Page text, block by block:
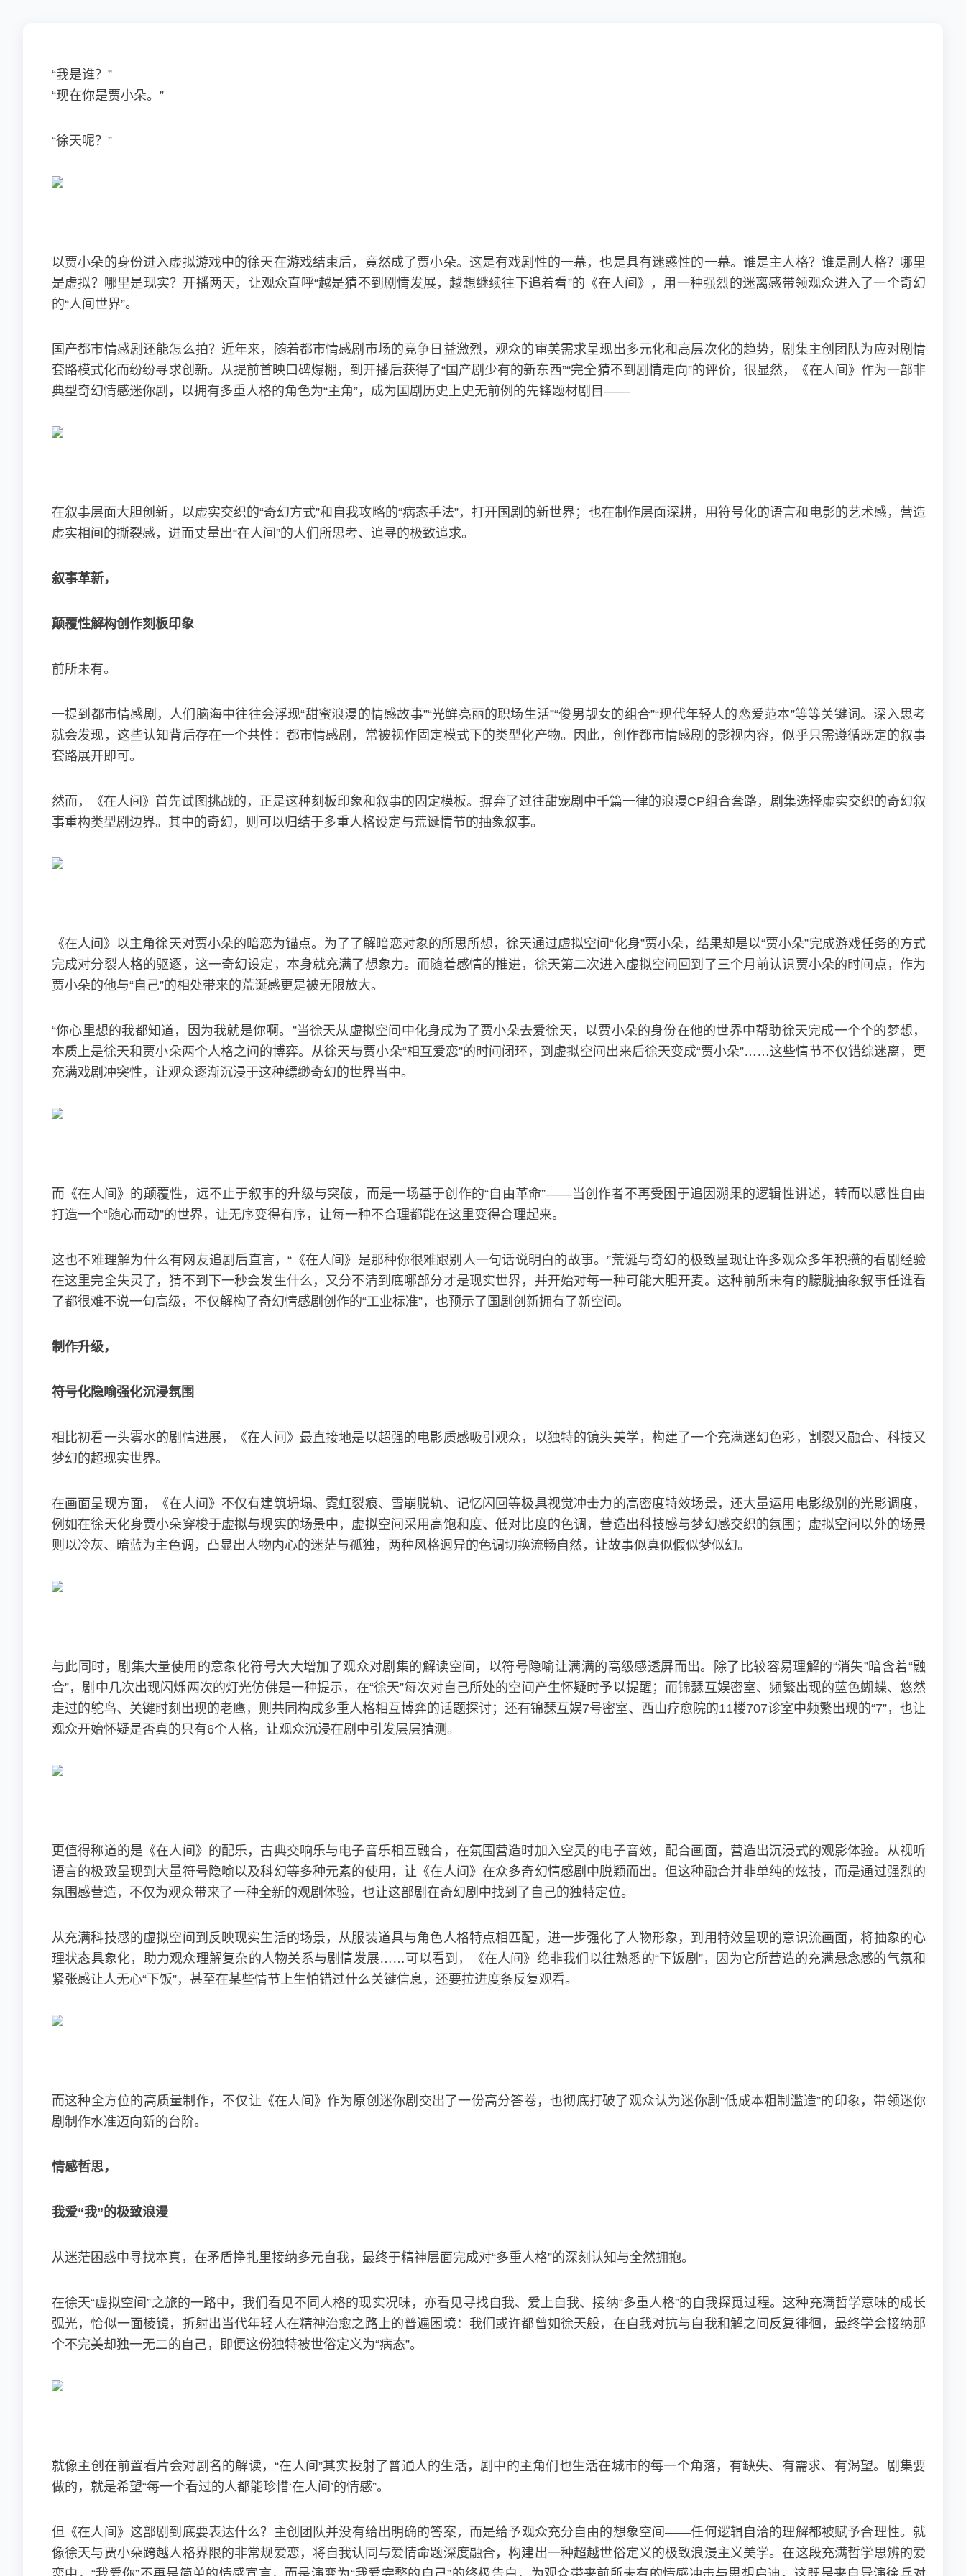
“我是谁？”
“现在你是贾小朵。”
“徐天呢？”
以贾小朵的身份进入虚拟游戏中的徐天在游戏结束后，竟然成了贾小朵。这是有戏剧性的一幕，也是具有迷惑性的一幕。谁是主人格？谁是副人格？哪里
是虚拟？哪里是现实？开播两天，让观众直呼“越是猜不到剧情发展，越想继续往下追着看”的《在人间》，用一种强烈的迷离感带领观众进入了一个奇幻
的“人间世界”。
国产都市情感剧还能怎么拍？近年来，随着都市情感剧市场的竞争日益激烈，观众的审美需求呈现出多元化和高层次化的趋势，剧集主创团队为应对剧情
套路模式化而纷纷寻求创新。从提前首映口碑爆棚，到开播后获得了“国产剧少有的新东西”“完全猜不到剧情走向”的评价，很显然，《在人间》作为一部非
典型奇幻情感迷你剧，以拥有多重人格的角色为“主角”，成为国剧历史上史无前例的先锋题材剧目——
在叙事层面大胆创新，以虚实交织的“奇幻方式”和自我攻略的“病态手法”，打开国剧的新世界；也在制作层面深耕，用符号化的语言和电影的艺术感，营造
虚实相间的撕裂感，进而丈量出“在人间”的人们所思考、追寻的极致追求。
叙事革新，
颠覆性解构创作刻板印象
前所未有。
一提到都市情感剧，人们脑海中往往会浮现“甜蜜浪漫的情感故事”“光鲜亮丽的职场生活”“俊男靓女的组合”“现代年轻人的恋爱范本”等等关键词。深入思考
就会发现，这些认知背后存在一个共性：都市情感剧，常被视作固定模式下的类型化产物。因此，创作都市情感剧的影视内容，似乎只需遵循既定的叙事
套路展开即可。
然而，《在人间》首先试图挑战的，正是这种刻板印象和叙事的固定模板。摒弃了过往甜宠剧中千篇一律的浪漫CP组合套路，剧集选择虚实交织的奇幻叙
事重构类型剧边界。其中的奇幻，则可以归结于多重人格设定与荒诞情节的抽象叙事。
《在人间》以主角徐天对贾小朵的暗恋为锚点。为了了解暗恋对象的所思所想，徐天通过虚拟空间“化身”贾小朵，结果却是以“贾小朵”完成游戏任务的方式
完成对分裂人格的驱逐，这一奇幻设定，本身就充满了想象力。而随着感情的推进，徐天第二次进入虚拟空间回到了三个月前认识贾小朵的时间点，作为
贾小朵的他与“自己”的相处带来的荒诞感更是被无限放大。
“你心里想的我都知道，因为我就是你啊。”当徐天从虚拟空间中化身成为了贾小朵去爱徐天，以贾小朵的身份在他的世界中帮助徐天完成一个个的梦想，
本质上是徐天和贾小朵两个人格之间的博弈。从徐天与贾小朵“相互爱恋”的时间闭环，到虚拟空间出来后徐天变成“贾小朵”……这些情节不仅错综迷离，更
充满戏剧冲突性，让观众逐渐沉浸于这种缥缈奇幻的世界当中。
而《在人间》的颠覆性，远不止于叙事的升级与突破，而是一场基于创作的“自由革命”——当创作者不再受困于追因溯果的逻辑性讲述，转而以感性自由
打造一个“随心而动”的世界，让无序变得有序，让每一种不合理都能在这里变得合理起来。
这也不难理解为什么有网友追剧后直言，“《在人间》是那种你很难跟别人一句话说明白的故事。”荒诞与奇幻的极致呈现让许多观众多年积攒的看剧经验
在这里完全失灵了，猜不到下一秒会发生什么，又分不清到底哪部分才是现实世界，并开始对每一种可能大胆开麦。这种前所未有的朦胧抽象叙事任谁看
了都很难不说一句高级，不仅解构了奇幻情感剧创作的“工业标准”，也预示了国剧创新拥有了新空间。
制作升级，
符号化隐喻强化沉浸氛围
相比初看一头雾水的剧情进展，《在人间》最直接地是以超强的电影质感吸引观众，以独特的镜头美学，构建了一个充满迷幻色彩，割裂又融合、科技又
梦幻的超现实世界。
在画面呈现方面，《在人间》不仅有建筑坍塌、霓虹裂痕、雪崩脱轨、记忆闪回等极具视觉冲击力的高密度特效场景，还大量运用电影级别的光影调度，
例如在徐天化身贾小朵穿梭于虚拟与现实的场景中，虚拟空间采用高饱和度、低对比度的色调，营造出科技感与梦幻感交织的氛围；虚拟空间以外的场景
则以冷灰、暗蓝为主色调，凸显出人物内心的迷茫与孤独，两种风格迥异的色调切换流畅自然，让故事似真似假似梦似幻。
与此同时，剧集大量使用的意象化符号大大增加了观众对剧集的解读空间，以符号隐喻让满满的高级感透屏而出。除了比较容易理解的“消失”暗含着“融
合”，剧中几次出现闪烁两次的灯光仿佛是一种提示，在“徐天”每次对自己所处的空间产生怀疑时予以提醒；而锦瑟互娱密室、频繁出现的蓝色蝴蝶、悠然
走过的鸵鸟、关键时刻出现的老鹰，则共同构成多重人格相互博弈的话题探讨；还有锦瑟互娱7号密室、西山疗愈院的11楼707诊室中频繁出现的“7”，也让
观众开始怀疑是否真的只有6个人格，让观众沉浸在剧中引发层层猜测。
更值得称道的是《在人间》的配乐，古典交响乐与电子音乐相互融合，在氛围营造时加入空灵的电子音效，配合画面，营造出沉浸式的观影体验。从视听
语言的极致呈现到大量符号隐喻以及科幻等多种元素的使用，让《在人间》在众多奇幻情感剧中脱颖而出。但这种融合并非单纯的炫技，而是通过强烈的
氛围感营造，不仅为观众带来了一种全新的观剧体验，也让这部剧在奇幻剧中找到了自己的独特定位。
从充满科技感的虚拟空间到反映现实生活的场景，从服装道具与角色人格特点相匹配，进一步强化了人物形象，到用特效呈现的意识流画面，将抽象的心
理状态具象化，助力观众理解复杂的人物关系与剧情发展……可以看到，《在人间》绝非我们以往熟悉的“下饭剧”，因为它所营造的充满悬念感的气氛和
紧张感让人无心“下饭”，甚至在某些情节上生怕错过什么关键信息，还要拉进度条反复观看。
而这种全方位的高质量制作，不仅让《在人间》作为原创迷你剧交出了一份高分答卷，也彻底打破了观众认为迷你剧“低成本粗制滥造”的印象，带领迷你
剧制作水准迈向新的台阶。
情感哲思，
我爱“我”的极致浪漫
从迷茫困惑中寻找本真，在矛盾挣扎里接纳多元自我，最终于精神层面完成对“多重人格”的深刻认知与全然拥抱。
在徐天“虚拟空间”之旅的一路中，我们看见不同人格的现实况味，亦看见寻找自我、爱上自我、接纳“多重人格”的自我探觅过程。这种充满哲学意味的成长
弧光，恰似一面棱镜，折射出当代年轻人在精神治愈之路上的普遍困境：我们或许都曾如徐天般，在自我对抗与自我和解之间反复徘徊，最终学会接纳那
个不完美却独一无二的自己，即便这份独特被世俗定义为“病态”。
就像主创在前置看片会对剧名的解读，“在人间”其实投射了普通人的生活，剧中的主角们也生活在城市的每一个角落，有缺失、有需求、有渴望。剧集要
做的，就是希望“每一个看过的人都能珍惜‘在人间’的情感”。
但《在人间》这部剧到底要表达什么？主创团队并没有给出明确的答案，而是给予观众充分自由的想象空间——任何逻辑自洽的理解都被赋予合理性。就
像徐天与贾小朵跨越人格界限的非常规爱恋，将自我认同与爱情命题深度融合，构建出一种超越世俗定义的极致浪漫主义美学。在这段充满哲学思辨的爱